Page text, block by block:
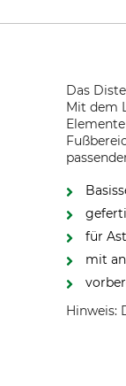
Das
Mit dem
für
mit
Hinweis: